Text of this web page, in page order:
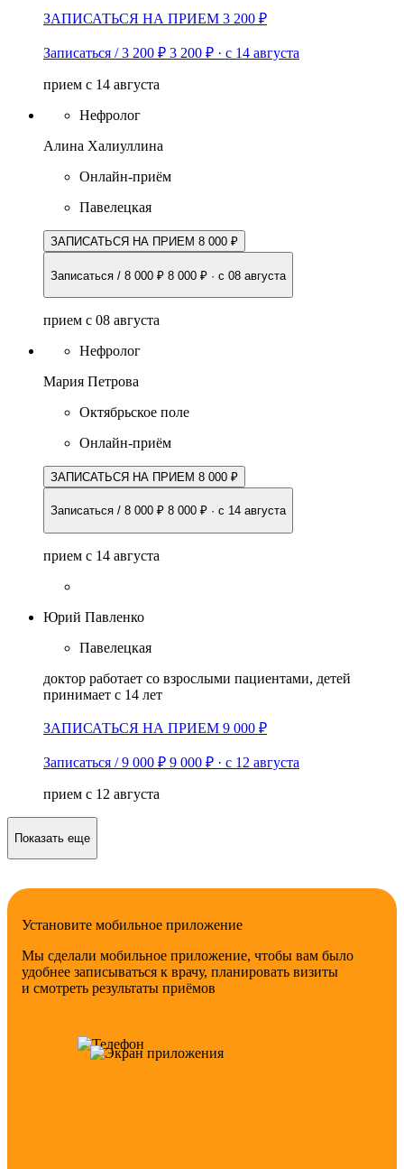
Установите мобильное приложение
Мы сделали мобильное приложение, чтобы вам было
удобнее записываться к врачу, планировать визиты
и смотреть результаты приёмов
ЗАПИСАТЬСЯ НА ПРИЕМ 3 200 ₽
Записаться / 3 200 ₽ 3 200 ₽ · с 14 августа
прием с 14 августа
Нефролог
Алина Халиуллина
Онлайн-приём
Павелецкая
ЗАПИСАТЬСЯ НА ПРИЕМ 8 000 ₽
Записаться / 8 000 ₽ 8 000 ₽ · с 08 августа
прием с 08 августа
Нефролог
Мария Петрова
Октябрьское поле
Онлайн-приём
ЗАПИСАТЬСЯ НА ПРИЕМ 8 000 ₽
Записаться / 8 000 ₽ 8 000 ₽ · с 14 августа
прием с 14 августа
Юрий Павленко
Павелецкая
доктор работает со взрослыми пациентами, детей
принимает с 14 лет
ЗАПИСАТЬСЯ НА ПРИЕМ 9 000 ₽
Записаться / 9 000 ₽ 9 000 ₽ · с 12 августа
прием с 12 августа
Показать еще